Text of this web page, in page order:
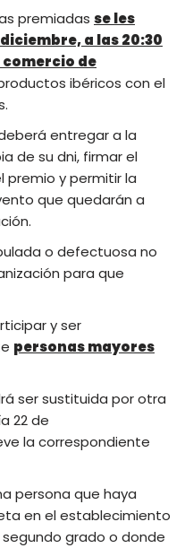
premiadas se les
a las 20:30
comercio de
ibéricos con el
entregar a la
de su dni, firmar el
premio y permitir la
que quedarán a
o defectuosa no
para que
y ser
personas mayores
ser sustituida por otra
22 de
la correspondiente
persona que haya
en el establecimiento
grado o donde